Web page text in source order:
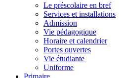
Le préscolaire en bref
Services et installations
Admission
Vie pédagogique
Horaire et calendrier
Portes ouvertes
Vie étudiante
Uniforme
Primaire